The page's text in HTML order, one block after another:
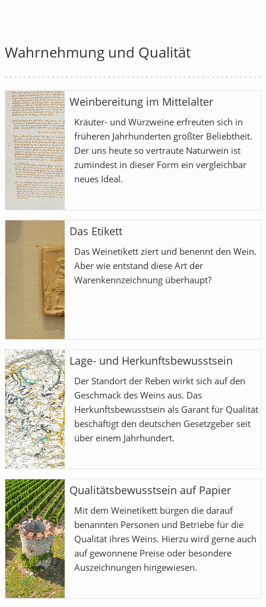
Wahrnehmung und Qualität
Weinbereitung im Mittelalter
Kräuter- und Würzweine erfreuten sich in
früheren Jahrhunderten größter Beliebtheit.
Der uns heute so vertraute Naturwein ist
zumindest in dieser Form ein vergleichbar
neues Ideal.
Das Etikett
Das Weinetikett ziert und benennt den Wein.
Aber wie entstand diese Art der
Warenkennzeichnung überhaupt?
Lage- und Herkunftsbewusstsein
Der Standort der Reben wirkt sich auf den
Geschmack des Weins aus. Das
Herkunftsbewusstsein als Garant für Qualität
beschäftigt den deutschen Gesetzgeber seit
über einem Jahrhundert.
Qualitätsbewusstsein auf Papier
Mit dem Weinetikett bürgen die darauf
benannten Personen und Betriebe für die
Qualität ihres Weins. Hierzu wird gerne auch
auf gewonnene Preise oder besondere
Auszeichnungen hingewiesen.